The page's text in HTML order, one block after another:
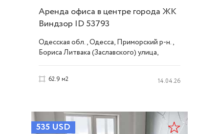
Аренда офиса в центре города ЖК
Виндзор ID 53793
Одесская обл., Одесса, Приморский р-н.,
Бориса Литвака (Заславского) улица,
62.9 м2 14.04.26
535 USD